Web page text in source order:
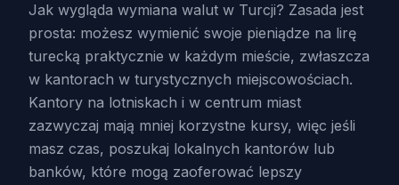
Jak wygląda wymiana walut w Turcji? Zasada jest
prosta: możesz wymienić swoje pieniądze na lirę
turecką praktycznie w każdym mieście, zwłaszcza
w kantorach w turystycznych miejscowościach.
Kantory na lotniskach i w centrum miast
zazwyczaj mają mniej korzystne kursy, więc jeśli
masz czas, poszukaj lokalnych kantorów lub
banków, które mogą zaoferować lepszy